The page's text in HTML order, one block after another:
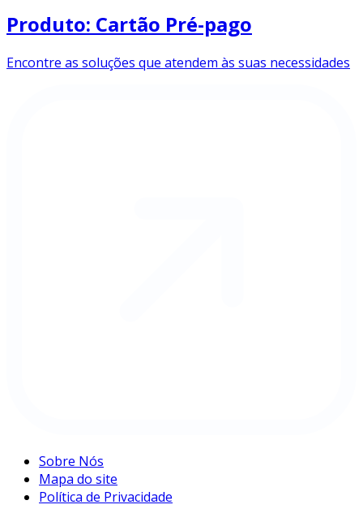
Produto: Cartão Pré-pago
Encontre as soluções que atendem às suas necessidades
Sobre Nós
Mapa do site
Política de Privacidade